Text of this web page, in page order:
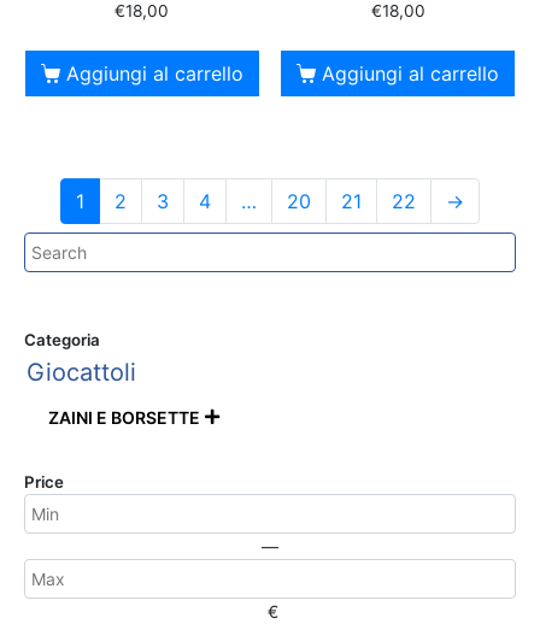
€18,00
Aggiungi al carrello
€18,00
Aggiungi al carrello
1 2 3 4 … 20 21 22 →
Categoria
Giocattoli
ZAINI E BORSETTE 
Price
—
€